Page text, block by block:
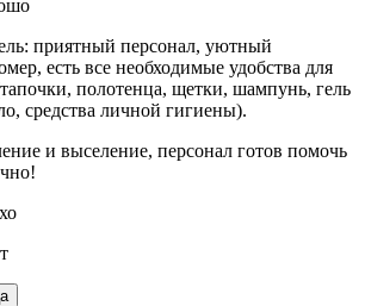
приятный персонал, уютный
есть все необходимые удобства для
полотенца, щетки, шампунь, гель
средства личной гигиены).
и выселение, персонал готов помочь